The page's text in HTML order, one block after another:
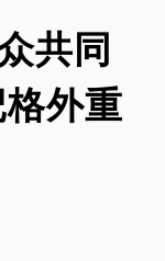
共同
外重